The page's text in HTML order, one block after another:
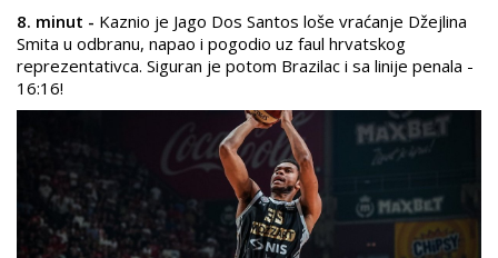
8. minut - Kaznio je Jago Dos Santos loše vraćanje Džejlina
Smita u odbranu, napao i pogodio uz faul hrvatskog
reprezentativca. Siguran je potom Brazilac i sa linije penala -
16:16!